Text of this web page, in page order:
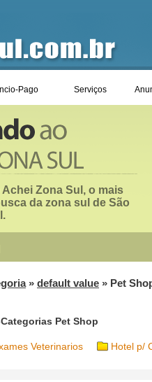
Pago Serviços
Zona Sul, o mais
da zona sul de São
» default value » Pet
Pet Shop
Veterinarios Hotel p/